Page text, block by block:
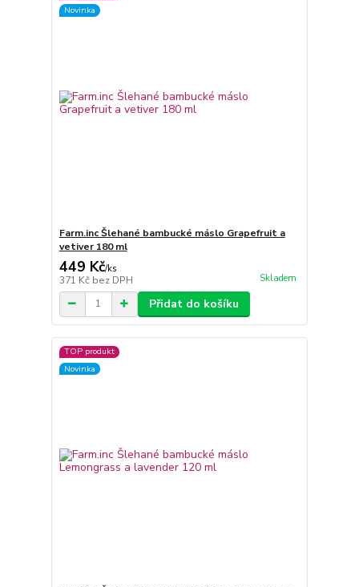
Novinka
Farm.inc Šlehané bambucké máslo Grapefruit a
vetiver 180 ml
449 Kč/ks
371 Kč bez DPH Skladem
Přidat do košíku
TOP produkt
Novinka